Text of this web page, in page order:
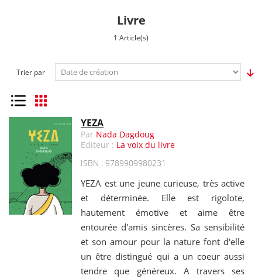
Livre
1 Article(s)
Trier par
Liste Grille
YEZA
Par Nada Dagdoug
Editeur : La voix du livre
ISBN : 9789909980231
YEZA est une jeune curieuse, très active
et déterminée. Elle est rigolote,
hautement émotive et aime être
entourée d'amis sincères. Sa sensibilité
et son amour pour la nature font d'elle
un être distingué qui a un coeur aussi
tendre que généreux. A travers ses